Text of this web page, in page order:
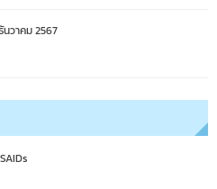
วาคม 2567